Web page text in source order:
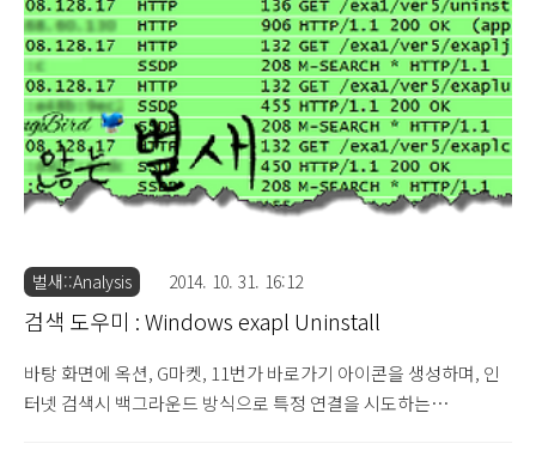
터 보안 관련 프로그램처럼 위장하여 다양한 이름으로 지속적으로
발견되고 있으므로 참고하시기 바랍니다. [생성 폴더 / 파일 등록 정
보] C:\Program Files\micro ..
벌새::Analysis 2014. 10. 31. 16:12
검색 도우미 : Windows exapl Uninstall
바탕 화면에 옥션, G마켓, 11번가 바로가기 아이콘을 생성하며, 인
터넷 검색시 백그라운드 방식으로 특정 연결을 시도하는